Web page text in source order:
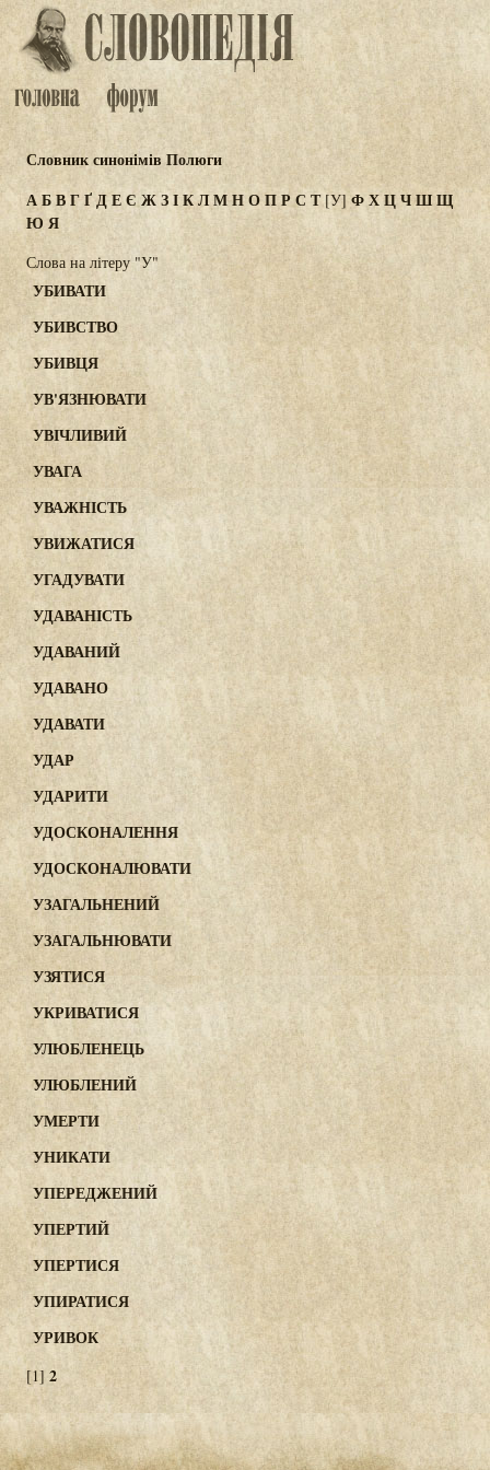
Словник синонімів Полюги
АБВГҐДЕЄ ЖЗІКЛМНОПР СТ[У]ФХЦЧШЩ
Ю Я
Слова на літеру "У"
УБИВАТИ
УБИВСТВО
УБИВЦЯ
УВ'ЯЗНЮВАТИ
УВІЧЛИВИЙ
УВАГА
УВАЖНІСТЬ
УВИЖАТИСЯ
УГАДУВАТИ
УДАВАНІСТЬ
УДАВАНИЙ
УДАВАНО
УДАВАТИ
УДАР
УДАРИТИ
УДОСКОНАЛЕННЯ
УДОСКОНАЛЮВАТИ
УЗАГАЛЬНЕНИЙ
УЗАГАЛЬНЮВАТИ
УЗЯТИСЯ
УКРИВАТИСЯ
УЛЮБЛЕНЕЦЬ
УЛЮБЛЕНИЙ
УМЕРТИ
УНИКАТИ
УПЕРЕДЖЕНИЙ
УПЕРТИЙ
УПЕРТИСЯ
УПИРАТИСЯ
УРИВОК
[1] 2